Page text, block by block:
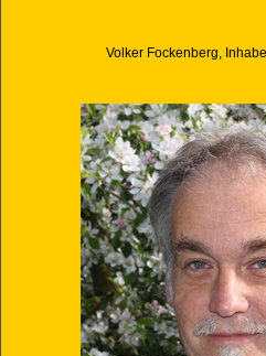
Volker Fockenberg,